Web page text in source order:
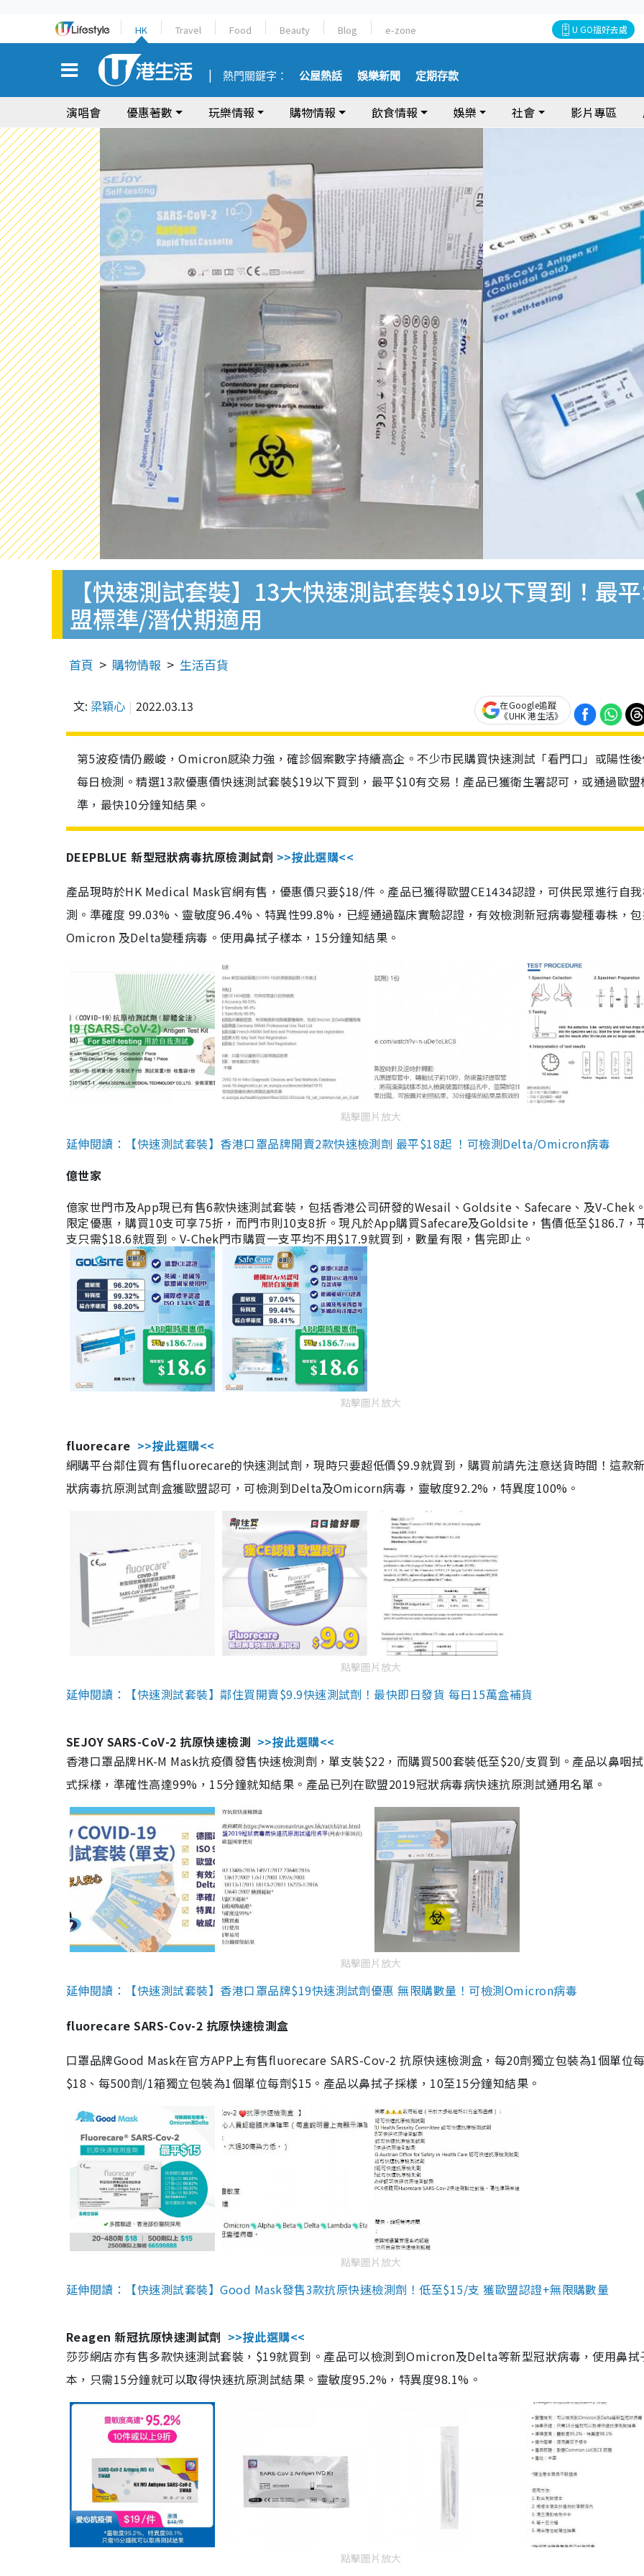
HK Travel Food Beauty Blog e-zone U GO搵好去處
熱門關鍵字： 公屋熱話 娛樂新聞 定期存款
演唱會 優惠著數 玩樂情報 購物情報 飲食情報 娛樂 社會 影片專區
【快速測試套裝】13大快速測試套裝$19以下買到！最
盟標準/潛伏期適用
首頁 購物情報 生活百貨
文: 梁穎心 2022.03.13
在Google追蹤
《UHK 港生活》
第5波疫情仍嚴峻，Omicron感染力強，確診個案數字持續高企。不少市民購買快速測試「看門口」或陽性
每日檢測。精選13款優惠價快速測試套裝$19以下買到，最平$10有交易！產品已獲衛生署認可，或通過歐盟
準，最快10分鐘知結果。
DEEPBLUE 新型冠狀病毒抗原檢測試劑 >>按此選購<<
產品現時於HK Medical Mask官網有售，優惠價只要$18/件。產品已獲得歐盟CE1434認證，可供民眾進行自
測。準確度 99.03%、靈敏度96.4%、特異性99.8%，已經通過臨床實驗認證，有效檢測新冠病毒變種毒株，
Omicron 及Delta變種病毒。使用鼻拭子樣本，15分鐘知結果。
點擊圖片放大
延伸閱讀：【快速測試套裝】香港口罩品牌開賣2款快速檢測劑 最平$18起 ！可檢測Delta/Omicron病毒
億世家
億家世門市及App現已有售6款快速測試套裝，包括香港公司研發的Wesail、Goldsite、Safecare、及V-Chek
限定優惠，購買10支可享75折，而門市則10支8折。現凡於App購買Safecare及Goldsite，售價低至$186.7，
支只需$18.6就買到。V-Chek門市購買一支平均不用$17.9就買到，數量有限，售完即止。
點擊圖片放大
fluorecare >>按此選購<<
網購平台鄰住買有售fluorecare的快速測試劑，現時只要超低價$9.9就買到，購買前請先注意送貨時間！這款
狀病毒抗原測試劑盒獲歐盟認可，可檢測到Delta及Omicorn病毒，靈敏度92.2%，特異度100%。
點擊圖片放大
延伸閱讀：【快速測試套裝】鄰住買開賣$9.9快速測試劑！最快即日發貨 每日15萬盒補貨
SEJOY SARS-CoV-2 抗原快速檢測 >>按此選購<<
香港口罩品牌HK-M Mask抗疫價發售快速檢測劑，單支裝$22，而購買500套裝低至$20/支買到。產品以鼻咽
式採樣，準確性高達99%，15分鐘就知結果。產品已列在歐盟2019冠狀病毒病快速抗原測試通用名單。
點擊圖片放大
延伸閱讀：【快速測試套裝】香港口罩品牌$19快速測試劑優惠 無限購數量！可檢測Omicron病毒
fluorecare SARS-Cov-2 抗原快速檢測盒
口罩品牌Good Mask在官方APP上有售fluorecare SARS-Cov-2 抗原快速檢測盒，每20劑獨立包裝為1個單位
$18、每500劑/1箱獨立包裝為1個單位每劑$15。產品以鼻拭子採樣，10至15分鐘知結果。
點擊圖片放大
延伸閱讀：【快速測試套裝】Good Mask發售3款抗原快速檢測劑！低至$15/支 獲歐盟認證+無限購數量
Reagen 新冠抗原快速測試劑 >>按此選購<<
莎莎網店亦有售多款快速測試套裝，$19就買到。產品可以檢測到Omicron及Delta等新型冠狀病毒，使用鼻拭
本，只需15分鐘就可以取得快速抗原測試結果。靈敏度95.2%，特異度98.1%。
點擊圖片放大